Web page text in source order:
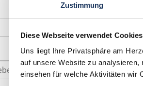
Zustimmung
Diese Webseite verwendet Cookies
Uns liegt Ihre Privatsphäre am
auf unsere Website zu
einsehen für welche Aktivitäten wir